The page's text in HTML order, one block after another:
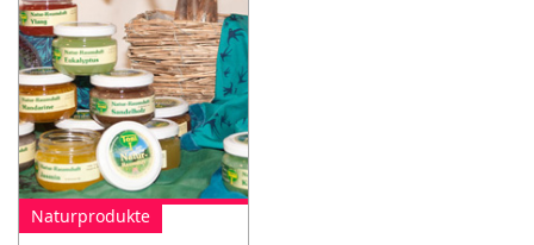
Naturprodukte